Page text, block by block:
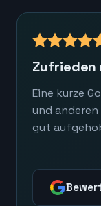
Zufrieden
Eine kurze
und anderen
gut